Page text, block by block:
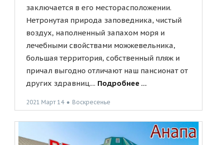
заключается в его месторасположении.
Нетронутая природа заповедника, чистый
воздух, наполненный запахом моря и
лечебными свойствами можжевельника,
большая территория, собственный пляж и
причал выгодно отличают наш пансионат от
других здравниц.... Подробнее ...
2021 Март 14 ● Воскресенье